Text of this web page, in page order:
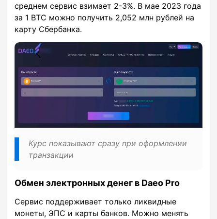
среднем сервис взимает 2-3%. В мае 2023 года
за 1 BTC можно получить 2,052 млн рублей на
карту Сбербанка.
Курс показывают сразу при оформлении
транзакции
Обмен электронных денег в Daeo Pro
Сервис поддерживает только ликвидные
монеты, ЭПС и карты банков. Можно менять